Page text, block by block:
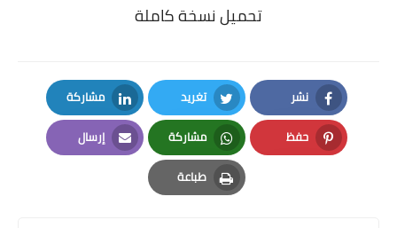
تحميل نسخة كاملة
نشر
Facebook
تغريد
Twitter
مشاركة
LinkedIn
حفظ
Pinterest
مشاركة
Whatsapp
إرسال
Email
طباعة
Print